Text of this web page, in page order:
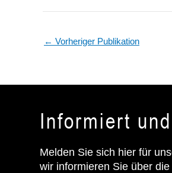
← Vorheriger Publikation
Informiert
Melden Sie sich hier für
wir informieren Sie über